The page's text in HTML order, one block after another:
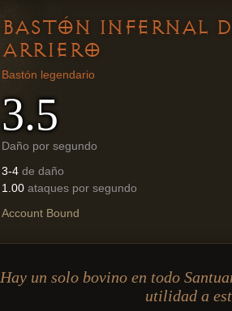
BASTÓN INFERNAL
ARRIERO
Bastón legendario
3.5
Daño por segundo
3-4 de daño
1.00 ataques por segundo
Account Bound
Hay un solo bovino en todo
utilidad a